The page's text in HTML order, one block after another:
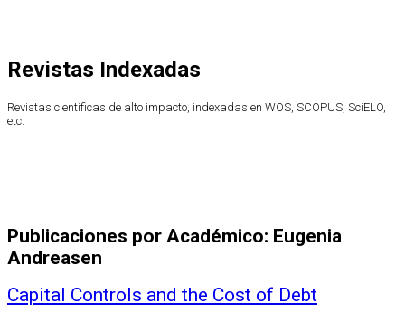
Revistas Indexadas
Revistas científicas de alto impacto, indexadas en WOS, SCOPUS, SciELO,
etc.
Publicaciones por Académico: Eugenia
Andreasen
Capital Controls and the Cost of Debt